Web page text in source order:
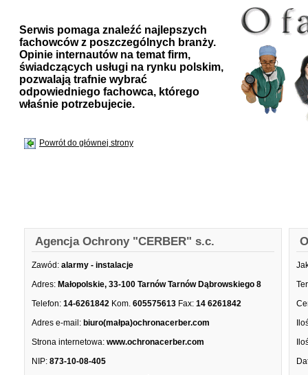
Serwis pomaga znaleźć najlepszych
fachowców z poszczególnych branży.
Opinie internautów na temat firm,
świadczących usługi na rynku polskim,
pozwalają trafnie wybrać
odpowiedniego fachowca, którego
właśnie potrzebujecie.
Powrót do głównej strony
Agencja Ochrony "CERBER" s.c.
Zawód: alarmy - instalacje
Adres: Małopolskie, 33-100 Tarnów Tarnów Dąbrowskiego 8
Telefon: 14-6261842 Kom. 605575613 Fax: 14 6261842
Adres e-mail: biuro(małpa)ochronacerber.com
Strona internetowa: www.ochronacerber.com
NIP: 873-10-08-405